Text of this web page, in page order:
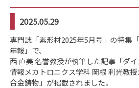
2025.05.29
専門誌「素形材2025年5月号」の特集
年報」 で、
西 直美 名誉教授が執筆した記事「ダイ
情報メカトロニクス学科 岡根 利光教
合金鋳物」が掲載されました。